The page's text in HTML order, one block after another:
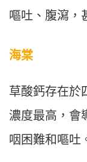
嘔吐、腹瀉，
海棠
草酸鈣存在於
濃度最高，會
咽困難和嘔吐